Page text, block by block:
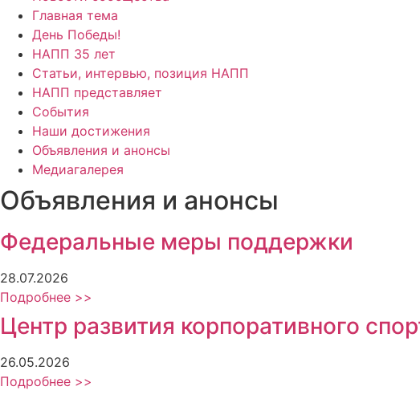
Главная тема
День Победы!
НАПП 35 лет
Статьи, интервью, позиция НАПП
НАПП представляет
События
Наши достижения
Объявления и анонсы
Медиагалерея
Объявления и анонсы
Федеральные меры поддержки
28.07.2026
Подробнее >>
Центр развития корпоративного
26.05.2026
Подробнее >>